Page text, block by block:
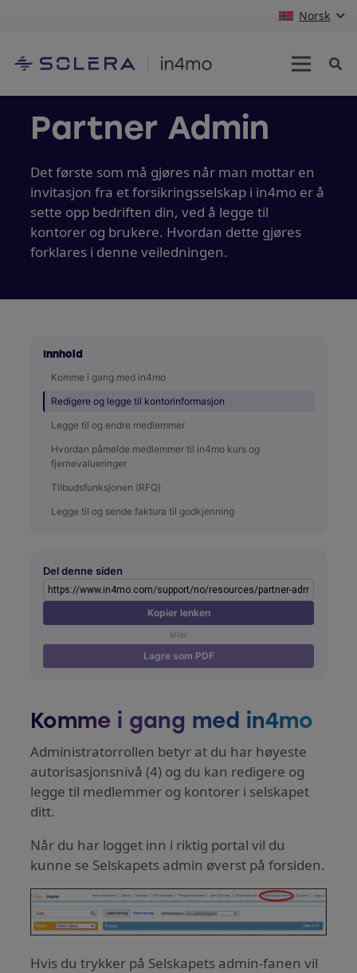
Norsk
Partner Admin
Det første som må gjøres når man mottar en
invitasjon fra et forsikringsselskap i in4mo er å
sette opp bedriften din, ved å legge til
kontorer og brukere. Hvordan dette gjøres
forklares i denne veiledningen.
Innhold
Komme i gang med in4mo
Redigere og legge til kontorinformasjon
Legge til og endre medlemmer
Hvordan påmelde medlemmer til in4mo kurs og
fjernevalueringer
Tilbudsfunksjonen (RFQ)
Legge til og sende faktura til godkjenning
Del denne siden
Kopier lenken
eller
Lagre som PDF
Komme i gang med in4mo
Administratorrollen betyr at du har høyeste
autorisasjonsnivå (4) og du kan redigere og
legge til medlemmer og kontorer i selskapet
ditt.
Når du har logget inn i riktig portal vil du
kunne se Selskapets admin øverst på forsiden.
Hvis du trykker på Selskapets admin-fanen vil